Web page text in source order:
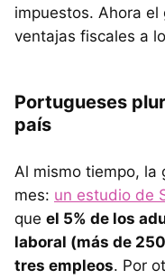
impuestos. Ahora
ventajas fiscales a
Portugueses
país
Al mismo tiempo, la
mes: un estudio de
que el 5% de los
laboral (más de
tres empleos. Por